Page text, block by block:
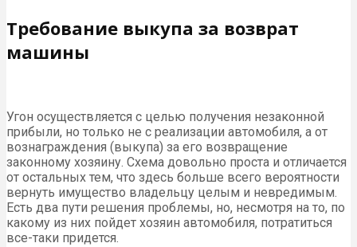
Требование выкупа за возврат
машины
Угон осуществляется с целью получения незаконной
прибыли, но только не с реализации автомобиля, а от
вознаграждения (выкупа) за его возвращение
законному хозяину. Схема довольно проста и отличается
от остальных тем, что здесь больше всего вероятности
вернуть имущество владельцу целым и невредимым.
Есть два пути решения проблемы, но, несмотря на то, по
какому из них пойдет хозяин автомобиля, потратиться
все-таки придется.